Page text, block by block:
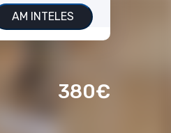
AM INTELES
380€